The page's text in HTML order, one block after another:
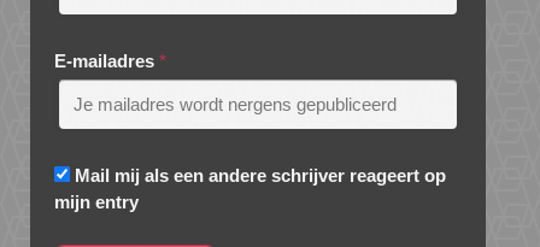
E-mailadres *
Mail mij als een andere schrijver reageert op
mijn entry